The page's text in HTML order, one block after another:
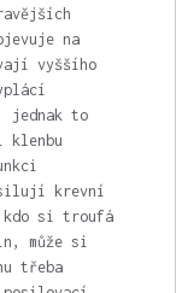
na
vyššího
jednak to
klenbu
krevní
kdo si troufá
může si
třeba